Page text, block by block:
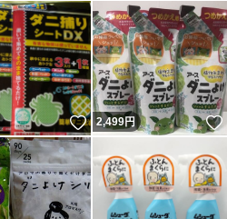
いいね！
2,499円